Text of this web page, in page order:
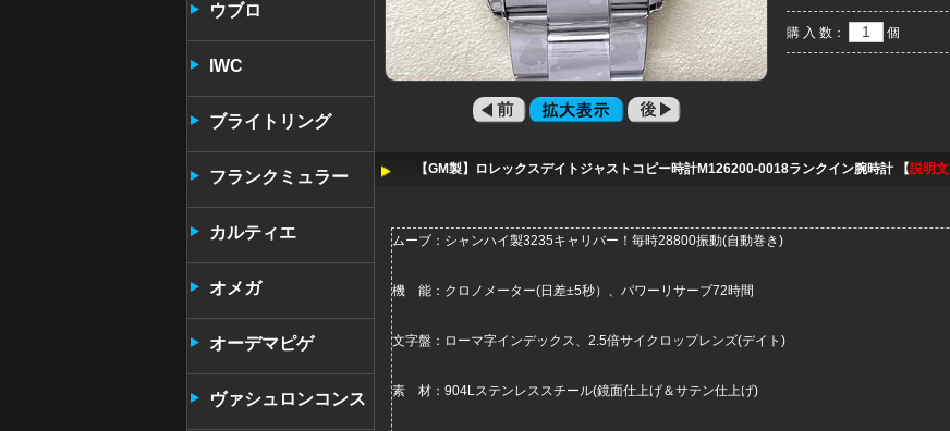
ウブロ
IWC
ブライトリング
フランクミュラー
カルティエ
オメガ
オーデマピゲ
ヴァシュロンコンス
購 入 数： 個
【GM製】ロレックスデイトジャストコピー時計M126200-0018ランクイン腕時計 【説明文
ムーブ：シャンハイ製3235キャリバー！毎時28800振動(自動巻き)
機 能：クロノメーター(日差±5秒）、パワーリサーブ72時間
文字盤 ：ローマ字インデックス、2.5倍サイクロップレンズ(デイト)
素 材：904Lステンレススチール(鏡面仕上げ＆サテン仕上げ)